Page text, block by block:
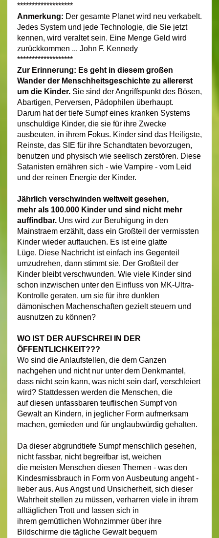
*******************
Anmerkung: Der gesamte Planet wird neu verkabelt.
Jedes System und jede Technologie, die Sie jetzt
kennen, wird veraltet sein. Eine Menge Geld wird
zurückkommen ... John F. Kennedy
*******************
Zur Erinnerung: Es geht in diesem großen
Wander der Menschheitsgeschichte zu allererst
um die Kinder. Sie sind der Angriffspunkt des Bösen,
Abartigen, Perversen, Pädophilen überhaupt.
Darum hat der tiefe Sumpf eines kranken Systems
unschuldige Kinder, die sie für ihre Zwecke
ausbeuten, in ihrem Fokus. Kinder sind das Heiligste,
Reinste, das SIE für ihre Schandtaten bevorzugen,
benutzen und physisch wie seelisch zerstören. Diese
Satanisten ernähren sich - wie Vampire - vom Leid
und der reinen Energie der Kinder.
Jährlich verschwinden weltweit gesehen,
mehr als 100.000 Kinder und sind nicht mehr
auffindbar. Uns wird zur Beruhigung in den
Mainstraem erzählt, dass ein Großteil der vermissten
Kinder wieder auftauchen. Es ist eine glatte
Lüge. Diese Nachricht ist einfach ins Gegenteil
umzudrehen, dann stimmt sie. Der Großteil der
Kinder bleibt verschwunden. Wie viele Kinder sind
schon inzwischen unter den Einfluss von MK-Ultra-
Kontrolle geraten, um sie für ihre dunklen
dämonischen Machenschaften gezielt steuern und
ausnutzen zu können?
WO IST DER AUFSCHREI IN DER
ÖFFENTLICHKEIT???
Wo sind die Anlaufstellen, die dem Ganzen
nachgehen und nicht nur unter dem Denkmantel,
dass nicht sein kann, was nicht sein darf, verschleiert
wird? Stattdessen werden die Menschen, die
auf diesen unfassbaren teuflischen Sumpf von
Gewalt an Kindern, in jeglicher Form aufmerksam
machen, gemieden und für unglaubwürdig gehalten.
Da dieser abgrundtiefe Sumpf menschlich gesehen,
nicht fassbar, nicht begreifbar ist, weichen
die meisten Menschen diesen Themen - was den
Kindesmissbrauch in Form von Ausbeutung angeht -
lieber aus. Aus Angst und Unsicherheit, sich dieser
Wahrheit stellen zu müssen, verharren viele in ihrem
alltäglichen Trott und lassen sich in
ihrem gemütlichen Wohnzimmer über ihre
Bildschirme die tägliche Gewalt bequem